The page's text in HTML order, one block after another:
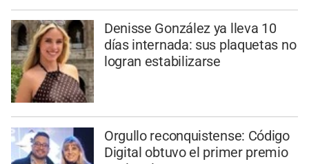
Denisse González ya lleva 10
días internada: sus plaquetas no
logran estabilizarse
Orgullo reconquistense: Código
Digital obtuvo el primer premio